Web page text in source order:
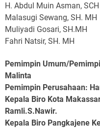
H. Abdul Muin Asman, SCH
Malasugi Sewang, SH. MH
Muliyadi Gosari, SH.MH
Fahri Natsir, SH. MH
Pemimpin Umum/
Malinta
Pemimpin Perusahaan:
Kepala Biro Kota
Ramli.S.Nawir.
Kepala Biro Pangkajene